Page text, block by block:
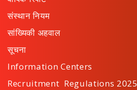
संस्थान नियम
सांख्यिकी अहवाल
सूचना
Information Centers
Recruitment Regulations 2025